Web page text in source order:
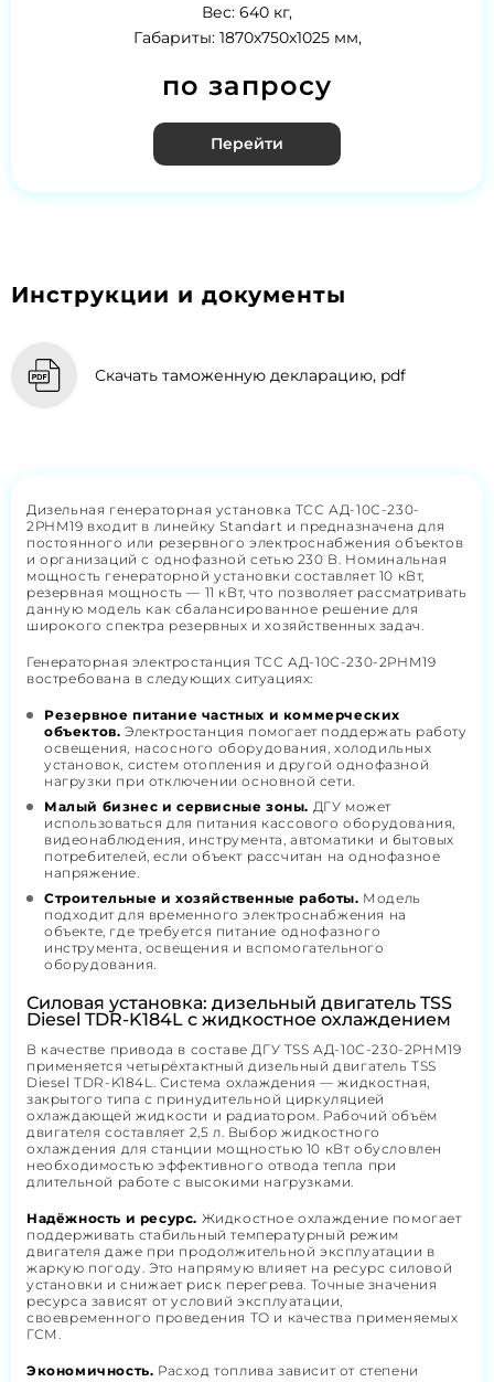
Вес: 640 кг,
Габариты: 1870х750х1025 мм,
по запросу
Перейти
Инструкции и документы
Скачать таможенную декларацию, pdf
Дизельная генераторная установка ТСС АД-10С-230-
2РНМ19 входит в линейку Standart и предназначена для
постоянного или резервного электроснабжения объектов
и организаций с однофазной сетью 230 В. Номинальная
мощность генераторной установки составляет 10 кВт,
резервная мощность — 11 кВт, что позволяет рассматривать
данную модель как сбалансированное решение для
широкого спектра резервных и хозяйственных задач.
Генераторная электростанция ТСС АД-10С-230-2РНМ19
востребована в следующих ситуациях:
Резервное питание частных и коммерческих
объектов. Электростанция помогает поддержать работу
освещения, насосного оборудования, холодильных
установок, систем отопления и другой однофазной
нагрузки при отключении основной сети.
Малый бизнес и сервисные зоны. ДГУ может
использоваться для питания кассового оборудования,
видеонаблюдения, инструмента, автоматики и бытовых
потребителей, если объект рассчитан на однофазное
напряжение.
Строительные и хозяйственные работы. Модель
подходит для временного электроснабжения на
объекте, где требуется питание однофазного
инструмента, освещения и вспомогательного
оборудования.
Силовая установка: дизельный двигатель TSS
Diesel TDR-K184L с жидкостное охлаждением
В качестве привода в составе ДГУ TSS АД-10С-230-2РНМ19
применяется четырёхтактный дизельный двигатель TSS
Diesel TDR-K184L. Система охлаждения — жидкостная,
закрытого типа с принудительной циркуляцией
охлаждающей жидкости и радиатором. Рабочий объём
двигателя составляет 2,5 л. Выбор жидкостного
охлаждения для станции мощностью 10 кВт обусловлен
необходимостью эффективного отвода тепла при
длительной работе с высокими нагрузками.
Надёжность и ресурс. Жидкостное охлаждение помогает
поддерживать стабильный температурный режим
двигателя даже при продолжительной эксплуатации в
жаркую погоду. Это напрямую влияет на ресурс силовой
установки и снижает риск перегрева. Точные значения
ресурса зависят от условий эксплуатации,
своевременного проведения ТО и качества применяемых
ГСМ.
Экономичность. Расход топлива зависит от степени